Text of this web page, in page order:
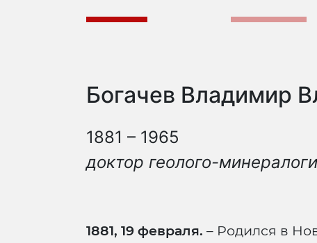
Богачев Владимир
1881 – 1965
доктор геолого-
1881, 19 февраля. – Родился в